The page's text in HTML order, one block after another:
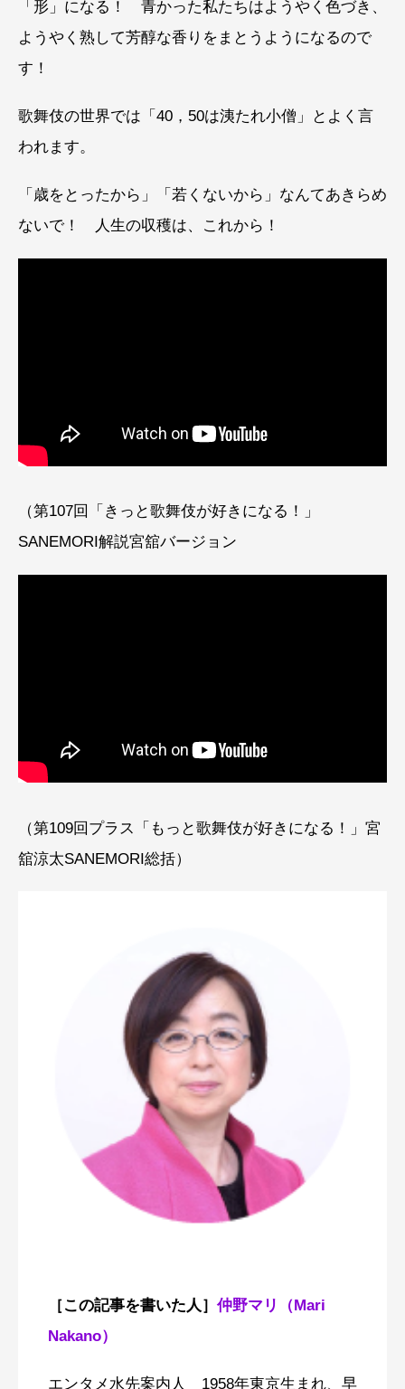
「形」になる！ 青かった私たちはようやく色づき、
ようやく熟して芳醇な香りをまとうようになるので
す！
歌舞伎の世界では「40，50は洟たれ小僧」とよく言
われます。
「歳をとったから」「若くないから」なんてあきらめ
ないで！ 人生の収穫は、これから！
（第107回「きっと歌舞伎が好きになる！」
SANEMORI解説宮舘バージョン
（第109回プラス「もっと歌舞伎が好きになる！」宮
舘涼太SANEMORI総括）
［この記事を書いた人］ 仲野マリ（Mari
Nakano）
エンタメ水先案内人 1958年東京生まれ、早